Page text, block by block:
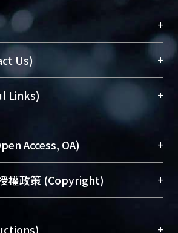
+
大學之列，為永久珍藏及向國際
究成果及學術能量，圖書館整合
與學術庫（AH）不同功能平
典藏NTU scholars。期能整合研
合作、保存學術產出、推廣研究
and promote researcher
works, Library integrates the
Repository” with “Academic
Us) +
Library)
員(Medical Library)
(Social
Links) +
Access, OA) +
者角度提升資訊取用性的社會運
究上是透過將研究著作公開供使
可加速研究發展、提升研究影響
權政策 (Copyright) +
+